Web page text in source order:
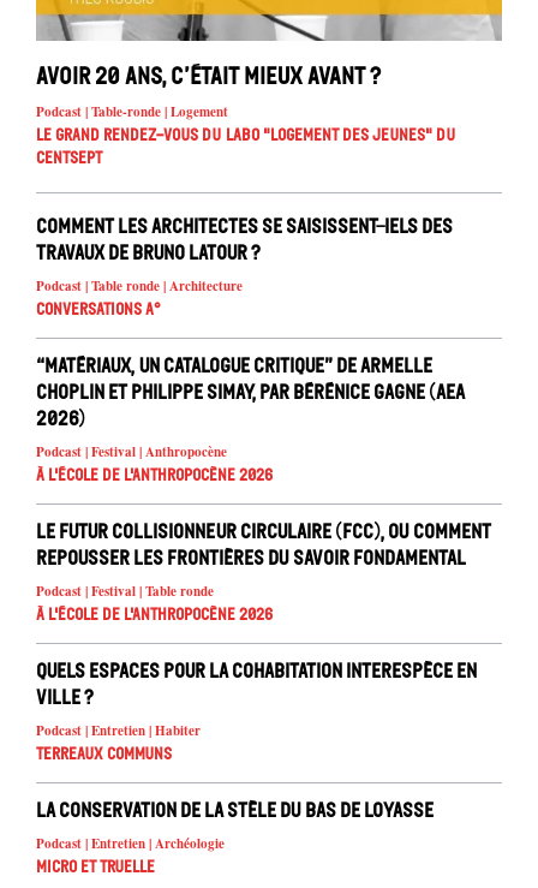
Avoir 20 ans, c’était mieux avant ?
Podcast | Table-ronde | Logement
Le Grand Rendez-vous du Labo "Logement des jeunes" du
Centsept
Comment les architectes se saisissent-iels des
travaux de Bruno Latour ?
Podcast | Table ronde | Architecture
Conversations A°
“Matériaux, un catalogue critique” de Armelle
Choplin et Philippe Simay, par Bérénice Gagne (AEA
2026)
Podcast | Festival | Anthropocène
À l'école de l'Anthropocène 2026
Le Futur Collisionneur Circulaire (FCC), ou comment
repousser les frontières du savoir fondamental
Podcast | Festival | Table ronde
À l'école de l'Anthropocène 2026
Quels espaces pour la cohabitation interespèce en
ville ?
Podcast | Entretien | Habiter
Terreaux Communs
La conservation de la stèle du Bas de Loyasse
Podcast | Entretien | Archéologie
Micro et truelle